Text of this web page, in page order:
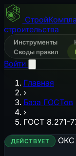
строительства
Инструменты
Своды правил
Войти
Главная
›
База ГОСТов
›
ГОСТ 8.271-
ДЕЙСТВУЕТ ОКС